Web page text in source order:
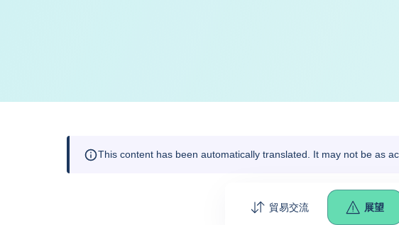
This content has been automatically translated. It may not be as
貿易交流 展望